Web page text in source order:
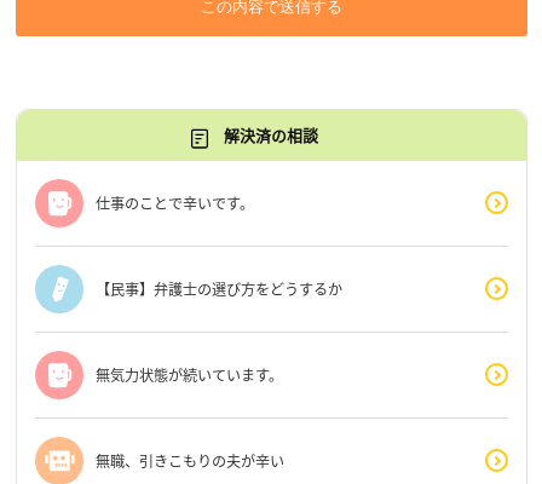
この内容で送信する
解決済の相談
仕事のことで辛いです。
【民事】弁護士の選び方をどうするか
無気力状態が続いています。
無職、引きこもりの夫が辛い